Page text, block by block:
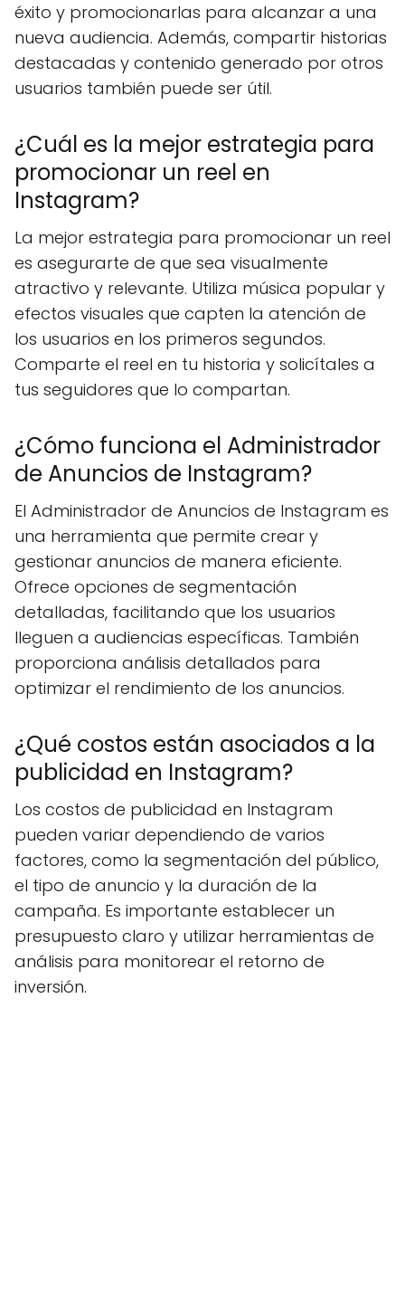
éxito y promocionarlas para alcanzar a una
nueva audiencia. Además, compartir historias
destacadas y contenido generado por otros
usuarios también puede ser útil.
¿Cuál es la mejor estrategia para
promocionar un reel en
Instagram?
La mejor estrategia para promocionar un reel
es asegurarte de que sea visualmente
atractivo y relevante. Utiliza música popular y
efectos visuales que capten la atención de
los usuarios en los primeros segundos.
Comparte el reel en tu historia y solicítales a
tus seguidores que lo compartan.
¿Cómo funciona el Administrador
de Anuncios de Instagram?
El Administrador de Anuncios de Instagram es
una herramienta que permite crear y
gestionar anuncios de manera eficiente.
Ofrece opciones de segmentación
detalladas, facilitando que los usuarios
lleguen a audiencias específicas. También
proporciona análisis detallados para
optimizar el rendimiento de los anuncios.
¿Qué costos están asociados a la
publicidad en Instagram?
Los costos de publicidad en Instagram
pueden variar dependiendo de varios
factores, como la segmentación del público,
el tipo de anuncio y la duración de la
campaña. Es importante establecer un
presupuesto claro y utilizar herramientas de
análisis para monitorear el retorno de
inversión.